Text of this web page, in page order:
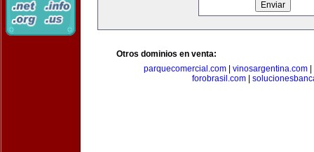
Otros dominios en venta:
parquecomercial.com
vinosargentina.com
forobrasil.com|